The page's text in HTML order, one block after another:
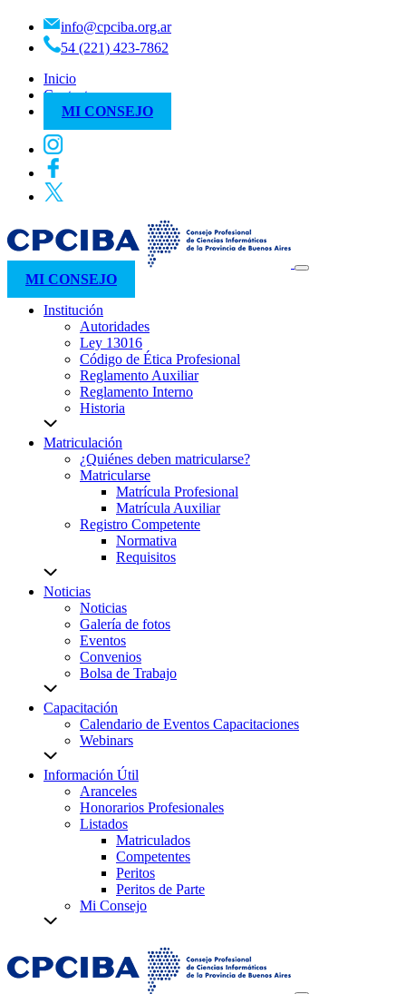
info@cpciba.org.ar
54 (221) 423-7862
Inicio
Contacto
MI CONSEJO
MI CONSEJO
Institución
Autoridades
Ley 13016
Código de Ética Profesional
Reglamento Auxiliar
Reglamento Interno
Historia
Matriculación
¿Quiénes deben matricularse?
Matricularse
Matrícula Profesional
Matrícula Auxiliar
Registro Competente
Normativa
Requisitos
Noticias
Noticias
Galería de fotos
Eventos
Convenios
Bolsa de Trabajo
Capacitación
Calendario de Eventos Capacitaciones
Webinars
Información Útil
Aranceles
Honorarios Profesionales
Listados
Matriculados
Competentes
Peritos
Peritos de Parte
Mi Consejo